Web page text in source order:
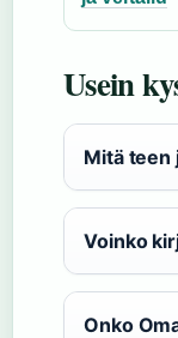
Usein
Mitä teen
Voinko
Onko